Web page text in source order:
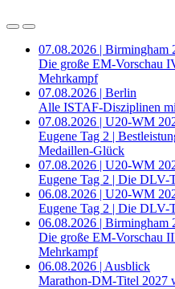
07.08.2026 | Birmingham
Die große EM-Vorschau
Mehrkampf
07.08.2026 | Berlin
Alle ISTAF-Disziplinen
07.08.2026 | U20-WM
Eugene Tag 2 |
Medaillen-Glück
07.08.2026 | U20-WM
Eugene Tag 2 | Die DLV-
06.08.2026 | U20-WM
Eugene Tag 2 | Die DLV-
06.08.2026 | Birmingham
Die große EM-Vorschau
Mehrkampf
06.08.2026 | Ausblick
Marathon-DM-Titel 2027